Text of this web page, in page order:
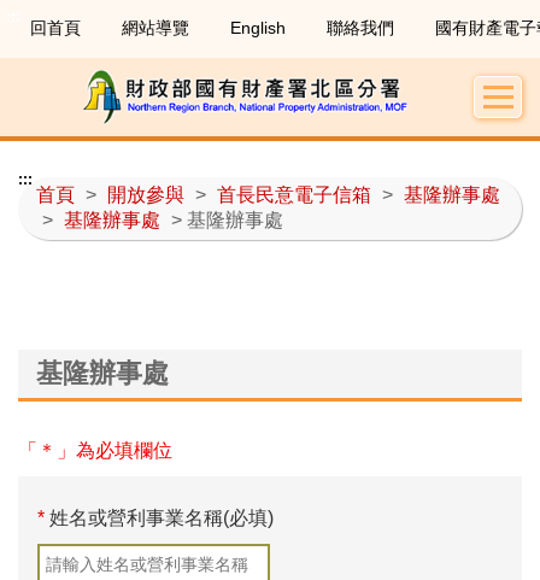
回首頁 網站導覽 English 聯絡我們 國有財產電子
首頁 > 開放參與 > 首長民意電子信箱 > 基隆辦事處
> 基隆辦事處 > 基隆辦事處
:::
基隆辦事處
「＊」為必填欄位
* 姓名或營利事業名稱(必填)